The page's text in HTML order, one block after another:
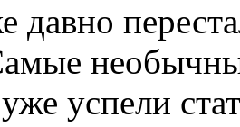
давно
уже успели